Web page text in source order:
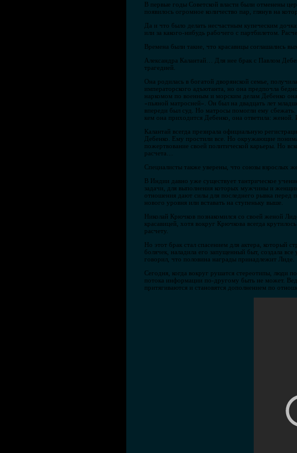
В первые годы Советской власти были отменены
появилось огромное количество пар, глянув на
Да и что было делать несчастным купеческим
или за какого-нибудь рабочего с партбилетом.
Времена были такие, что красавицы соглашались
Александра Калантай… Для нее брак с Павлом
трагедией.
Она родилась в богатой дворянской семье,
императорского адъютанта, но она предпочла
наркомом по военным и морским делам Дебенко
«пьяной матросней». Он был на двадцать лет
впереди был суд. Но матросы помогли ему
кем она приходится Дебенко, она ответила: женой.
Калантай всегда презирала официальную
Дебенко. Ему простили все. Но окружающие
пожертвование своей политической карьеры. Но
расчета…
Специалисты также уверены, что союзы взрослых
В Индии давно уже существует тантрическое
задачи, для выполнения которых мужчины и
отношения дают силы для последнего рывка перед
нового уровня или вставать на ступеньку выше.
Николай Крючков познакомился со своей женой
красавицей, хотя вокруг Крючкова всегда
расчету.
Но этот брак стал спасением для актера, который
болячек, наладила его запущенный быт, создала
говорил, что половина награды принадлежит Лиде.
Сегодня, когда вокруг рушатся стереотипы, люди
потока информации по-другому быть не может.
притягиваются и становятся дополнением по